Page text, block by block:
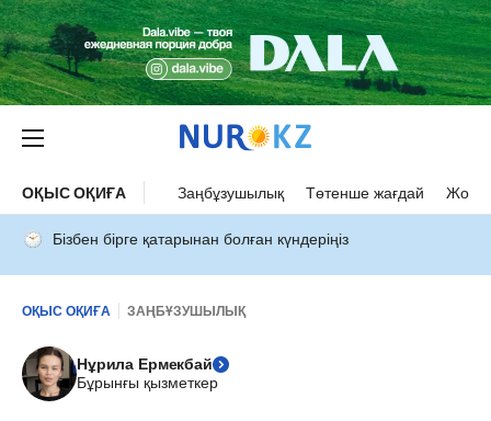
ОҚЫС ОҚИҒА Заңбұзушылық Төтенше жағдай Жол
Бізбен бірге қатарынан болған күндеріңіз
ОҚЫС ОҚИҒА ЗАҢБҰЗУШЫЛЫҚ
Нұрила Ермекбай
Бұрынғы қызметкер